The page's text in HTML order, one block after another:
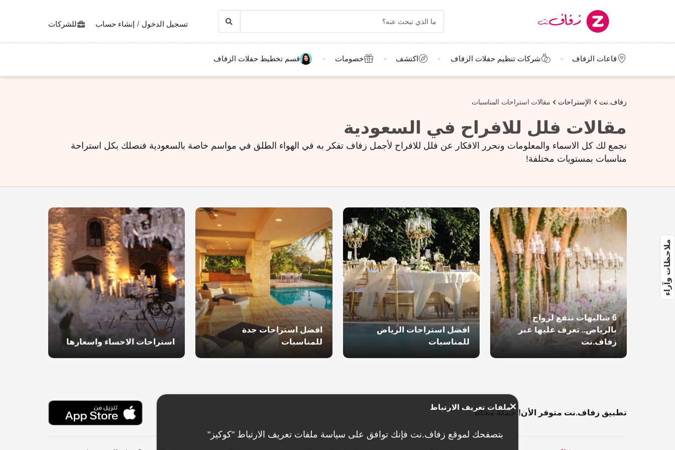
تسجيل الدخول / إنشاء حساب للشركات
قاعات الزفاف شركات تنظيم حفلات الزفاف اكتشف خصومات قسم تخطيط حفلات الزفاف
زفاف.نت الإستراحات مقالات استراحات المناسبات
مقالات فلل للافراح في السعودية
نجمع لك كل الاسماء والمعلومات ونحرر الافكار عن فلل للافراح لأجمل زفاف تفكر به في الهواء الطلق في مواسم خاصة بالسعودية فنصلك بكل استراحة
مناسبات بمستويات مختلفة!
6 شاليهات تنفع لزواج
بالرياض.. تعرف عليها عبر
زفاف.نت
افضل استراحات الرياض
للمناسبات
افضل استراحات جدة
للمناسبات
استراحات الاحساء واسعارها
ملاحظات وآراء
تطبيق زفاف.نت متوفر الأن! حملهٌ مجاناً
ملفات تعريف الارتباط
بتصفحك لموقع زفاف.نت فإنك توافق على سياسة ملفات تعريف الارتباط "كوكيز"